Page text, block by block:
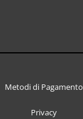
Metodi di Pagamento
Privacy